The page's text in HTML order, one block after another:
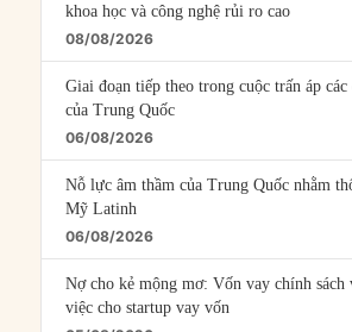
khoa học và công nghệ rủi ro cao
08/08/2026
Giai đoạn tiếp theo trong cuộc trấn áp các
của Trung Quốc
06/08/2026
Nỗ lực âm thầm của Trung Quốc nhằm
Mỹ Latinh
06/08/2026
Nợ cho kẻ mộng mơ: Vốn vay chính sách
việc cho startup vay vốn